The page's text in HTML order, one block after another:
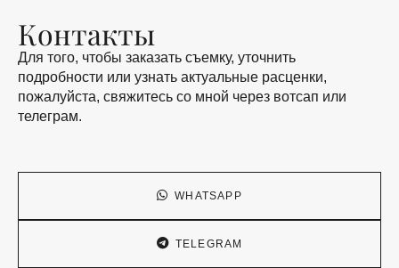
Контакты
Для того, чтобы заказать съемку, уточнить
подробности или узнать актуальные расценки,
пожалуйста, свяжитесь со мной через вотсап или
телеграм.
WHATSAPP
TELEGRAM